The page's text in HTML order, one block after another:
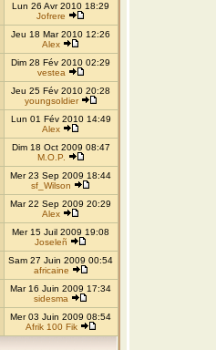
Lun 26 Avr 2010 18:29
Jofrere
Jeu 18 Mar 2010 12:26
Alex
Dim 28 Fév 2010 02:29
vestea
Jeu 25 Fév 2010 20:28
youngsoldier
Lun 01 Fév 2010 14:49
Alex
Dim 18 Oct 2009 08:47
M.O.P.
Mer 23 Sep 2009 18:44
sf_Wilson
Mar 22 Sep 2009 20:29
Alex
Mer 15 Juil 2009 19:08
Joseleñ
Sam 27 Juin 2009 00:54
africaine
Mar 16 Juin 2009 17:34
sidesma
Mer 03 Juin 2009 08:54
Afrik 100 Fik